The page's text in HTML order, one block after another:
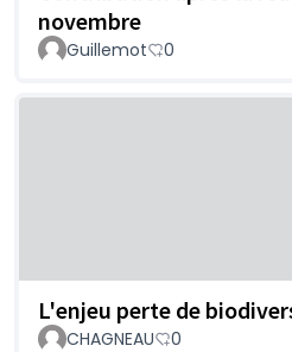
novembre
Guillemot 0
L'enjeu perte de
CHAGNEAU 0